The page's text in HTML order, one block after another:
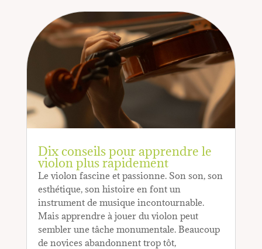
Dix conseils pour apprendre le
violon plus rapidement
Le violon fascine et passionne. Son son, son
esthétique, son histoire en font un
instrument de musique incontournable.
Mais apprendre à jouer du violon peut
sembler une tâche monumentale. Beaucoup
de novices abandonnent trop tôt,